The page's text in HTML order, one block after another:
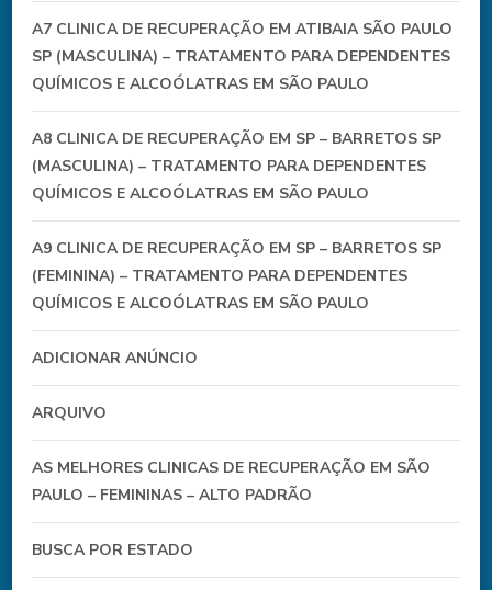
A7 CLINICA DE RECUPERAÇÃO EM ATIBAIA SÃO PAULO
SP (MASCULINA) – TRATAMENTO PARA DEPENDENTES
QUÍMICOS E ALCOÓLATRAS EM SÃO PAULO
A8 CLINICA DE RECUPERAÇÃO EM SP – BARRETOS SP
(MASCULINA) – TRATAMENTO PARA DEPENDENTES
QUÍMICOS E ALCOÓLATRAS EM SÃO PAULO
A9 CLINICA DE RECUPERAÇÃO EM SP – BARRETOS SP
(FEMININA) – TRATAMENTO PARA DEPENDENTES
QUÍMICOS E ALCOÓLATRAS EM SÃO PAULO
ADICIONAR ANÚNCIO
ARQUIVO
AS MELHORES CLINICAS DE RECUPERAÇÃO EM SÃO
PAULO – FEMININAS – ALTO PADRÃO
BUSCA POR ESTADO